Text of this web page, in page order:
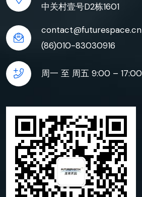
中关村壹号D2栋1601
contact@futurespace.cn
(86)010-83030916
周一 至 周五 9:00 – 17:00